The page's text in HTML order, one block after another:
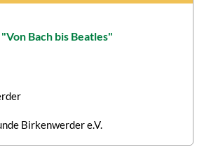
Bach bis Beatles"
Birkenwerder e.V.